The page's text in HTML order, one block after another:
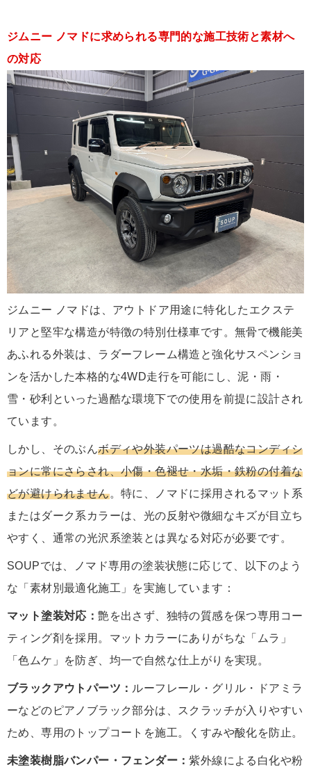
ジムニー ノマドに求められる専門的な施工技術と素材へ
の対応
ジムニー ノマドは、アウトドア用途に特化したエクステ
リアと堅牢な構造が特徴の特別仕様車です。無骨で機能美
あふれる外装は、ラダーフレーム構造と強化サスペンショ
ンを活かした本格的な4WD走行を可能にし、泥・雨・
雪・砂利といった過酷な環境下での使用を前提に設計され
ています。
しかし、そのぶんボディや外装パーツは過酷なコンディシ
ョンに常にさらされ、小傷・色褪せ・水垢・鉄粉の付着な
どが避けられません。特に、ノマドに採用されるマット系
またはダーク系カラーは、光の反射や微細なキズが目立ち
やすく、通常の光沢系塗装とは異なる対応が必要です。
SOUPでは、ノマド専用の塗装状態に応じて、以下のよう
な「素材別最適化施工」を実施しています：
マット塗装対応：艶を出さず、独特の質感を保つ専用コー
ティング剤を採用。マットカラーにありがちな「ムラ」
「色ムケ」を防ぎ、均一で自然な仕上がりを実現。
ブラックアウトパーツ： ルーフレール・グリル・ドアミラ
ーなどのピアノブラック部分は、スクラッチが入りやすい
ため、専用のトップコートを施工。くすみや酸化を防止。
未塗装樹脂バンパー・フェンダー：紫外線による白化や粉